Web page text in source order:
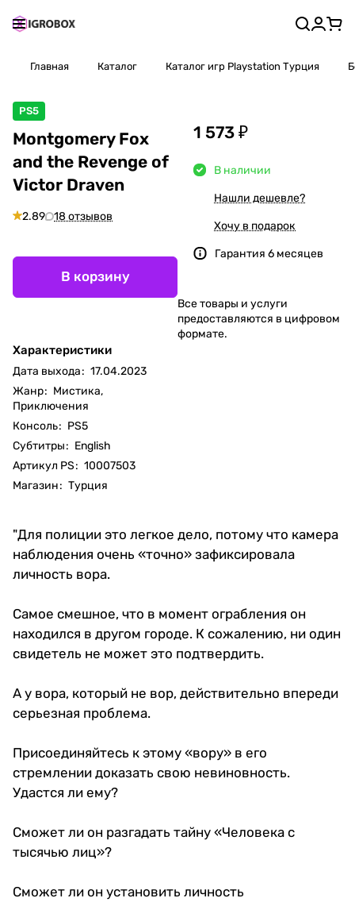
Главная Каталог Каталог игр Playstation Турция
PS5
Montgomery Fox
and the Revenge of
Victor Draven
2.89 18 отзывов
В корзину
Характеристики
Дата выхода: 17.04.2023
Жанр: Мистика,
Приключения
Консоль: PS5
Субтитры: English
Артикул PS: 10007503
Магазин: Турция
1 573 ₽
В наличии
Нашли дешевле?
Хочу в подарок
Гарантия 6 месяцев
Все товары и услуги
предоставляются в цифровом
формате.
"Для полиции это легкое дело, потому что камера
наблюдения очень «точно» зафиксировала
личность вора.
Самое смешное, что в момент ограбления он
находился в другом городе. К сожалению, ни один
свидетель не может это подтвердить.
А у вора, который не вор, действительно впереди
серьезная проблема.
Присоединяйтесь к этому «вору» в его
стремлении доказать свою невиновность.
Удастся ли ему?
Сможет ли он разгадать тайну «Человека с
тысячью лиц»?
Сможет ли он установить личность